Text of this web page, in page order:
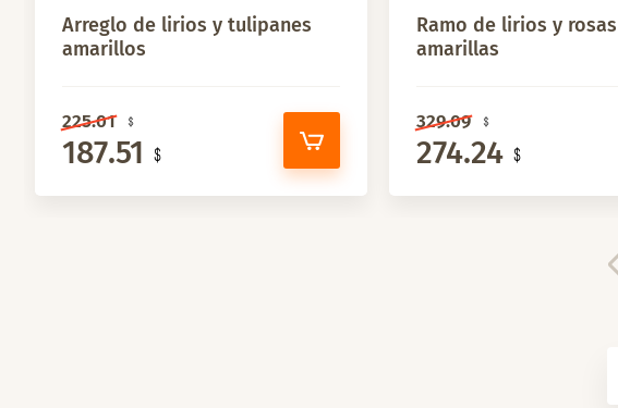
Arreglo de lirios y tulipanes
amarillos
225.01
187.51
Ramo de lirios y rosas
amarillas
329.09
274.24